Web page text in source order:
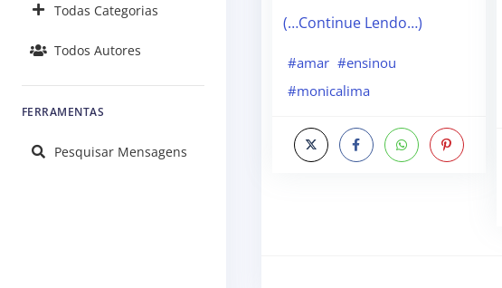
Todas Categorias
Todos Autores
FERRAMENTAS
Pesquisar Mensagens
(…Continue Lendo…)
#amar #ensinou
#monicalima